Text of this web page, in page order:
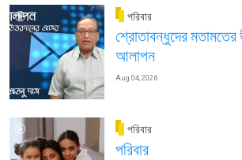
পরিবার
শ্রোতাবন্ধুদের
আলাপন
Aug 04, 2026
পরিবার
পরিবার